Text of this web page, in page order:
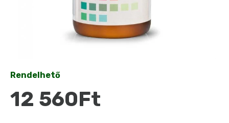
Rendelhető
12 560Ft